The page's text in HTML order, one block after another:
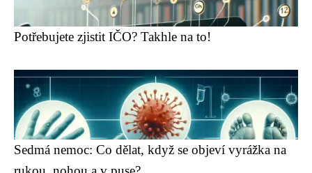
Potřebujete zjistit IČO? Takhle na to!
Sedmá nemoc: Co dělat, když se objeví vyrážka na